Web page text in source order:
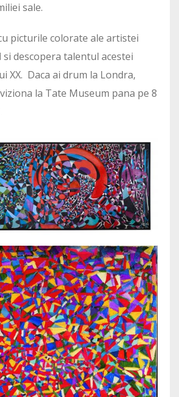
sale.
picturile colorate ale artistei
si descopera talentul acestei
XX. Daca ai drum la Londra,
la Tate Museum pana pe 8